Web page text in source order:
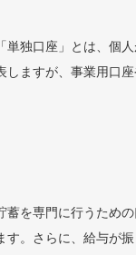
単独口座」とは、個
しますが、事業用口
蓄を専門に行うため
す。さらに、給与が